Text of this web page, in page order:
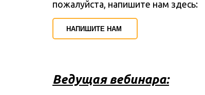
пожалуйста, напишите нам здесь:
НАПИШИТЕ НАМ
Ведущая вебинара: